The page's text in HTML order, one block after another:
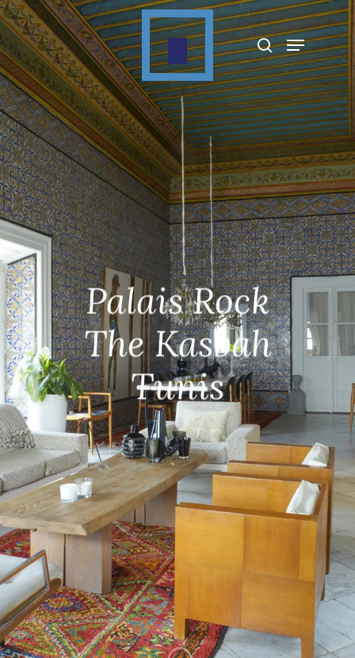
Appuyez sur Entrée pour rechercher ou sur
ESC pour fermer
Palais Rock
The Kasbah
Tunis